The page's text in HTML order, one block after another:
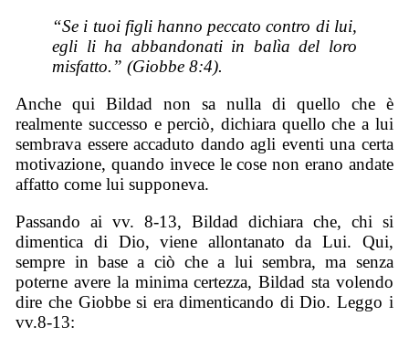
“Se i tuoi figli hanno peccato contro di lui,
egli li ha abbandonati in balìa del loro
misfatto.” (Giobbe 8:4).
Anche qui Bildad non sa nulla di quello che è
realmente successo e perciò, dichiara quello che a lui
sembrava essere accaduto dando agli eventi una certa
motivazione, quando invece le cose non erano andate
affatto come lui supponeva.
Passando ai vv. 8-13, Bildad dichiara che, chi si
dimentica di Dio, viene allontanato da Lui. Qui,
sempre in base a ciò che a lui sembra, ma senza
poterne avere la minima certezza, Bildad sta volendo
dire che Giobbe si era dimenticando di Dio. Leggo i
vv.8-13: